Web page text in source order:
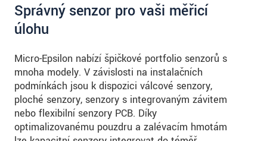
Správný senzor pro vaši měřicí
úlohu
Micro-Epsilon nabízí špičkové portfolio senzorů s
mnoha modely. V závislosti na instalačních
podmínkách jsou k dispozici válcové senzory,
ploché senzory, senzory s integrovaným závitem
nebo flexibilní senzory PCB. Díky
optimalizovanému pouzdru a zalévacím hmotám